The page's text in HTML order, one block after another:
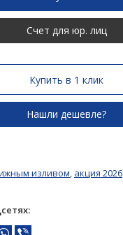
Счет для юр. лиц
Купить в 1 клик
изливом акция 2026